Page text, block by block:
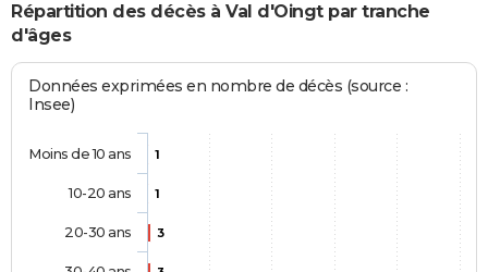
Répartition des décès à Val d'Oingt par tranche
d'âges
Données exprimées en nombre de décès (source :
Insee)
1
1
3
Moins de 10 ans
10-20 ans
20-30 ans